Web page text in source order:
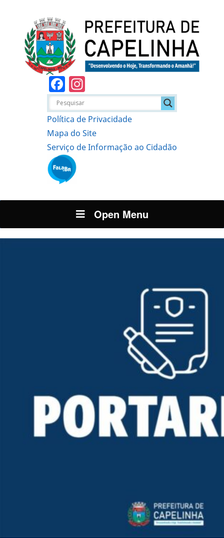
Facebook
Política de Privacidade
Mapa do Site
Serviço de Informação ao Cidadão
Open Menu